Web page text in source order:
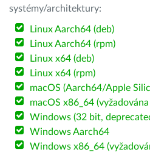
systémy/architektury:
Linux Aarch64 (deb)
Linux Aarch64 (rpm)
Linux x64 (deb)
Linux x64 (rpm)
macOS (Aarch64/Apple
macOS x86_64
Windows (32 bit,
Windows Aarch64
Windows x86_64